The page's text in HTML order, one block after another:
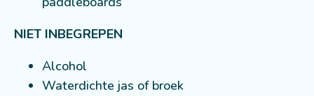
NIET INBEGREPEN
Alcohol
Waterdichte jas of broek